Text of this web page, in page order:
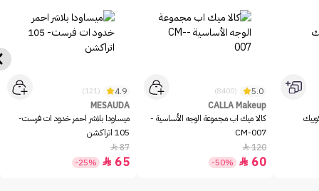
5.0
(8400)
CALLA Makeup
كالا ميك اب مجموعة الوجه الأساسية -
CM-007
120

60

-50%
4.9
(121)
MESAUDA
ميساودا بلاشر احمر خدود ات فرست-
105 اتراكشن
87

65

-25%